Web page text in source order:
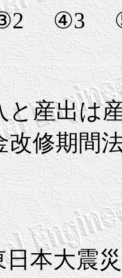
④3
産出は
修期間
日本大震